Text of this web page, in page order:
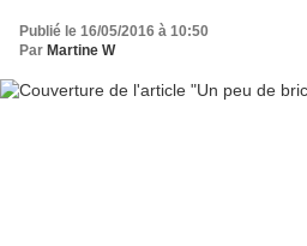
Publié le 16/05/2016 à 10:50
Par Martine W